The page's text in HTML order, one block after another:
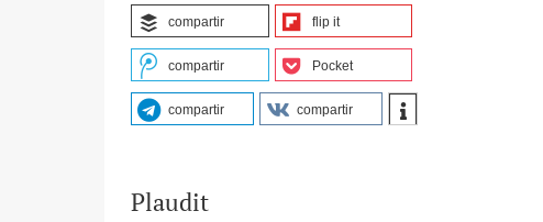
compartir flip it
compartir Pocket
compartir compartir
Plaudit